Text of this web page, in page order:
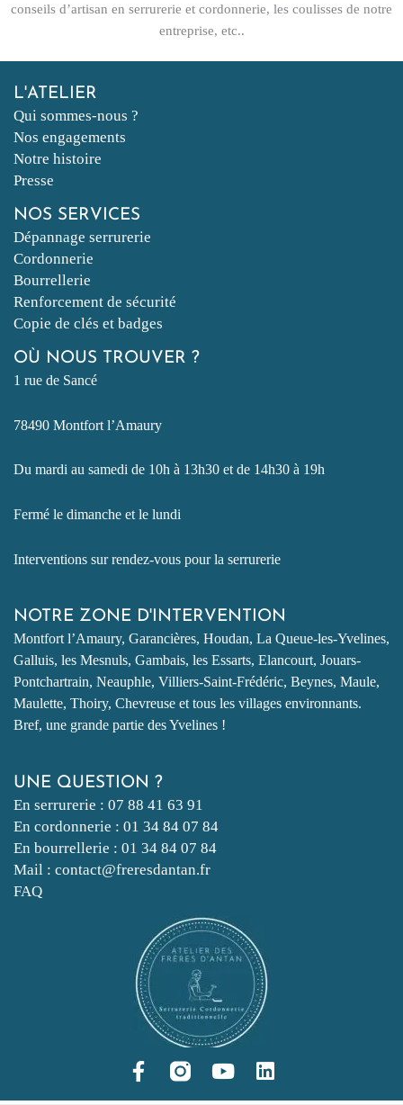
conseils d’artisan en serrurerie et cordonnerie, les coulisses de notre
entreprise, etc..
L'ATELIER
Qui sommes-nous ?
Nos engagements
Notre histoire
Presse
NOS SERVICES
Dépannage serrurerie
Cordonnerie
Bourrellerie
Renforcement de sécurité
Copie de clés et badges
OÙ NOUS TROUVER ?
1 rue de Sancé
78490 Montfort l’Amaury
Du mardi au samedi de 10h à 13h30 et de 14h30 à 19h
Fermé le dimanche et le lundi
Interventions sur rendez-vous pour la serrurerie
NOTRE ZONE D'INTERVENTION
Montfort l’Amaury, Garancières, Houdan, La Queue-les-Yvelines,
Galluis, les Mesnuls, Gambais, les Essarts, Elancourt, Jouars-
Pontchartrain, Neauphle, Villiers-Saint-Frédéric, Beynes, Maule,
Maulette, Thoiry, Chevreuse et tous les villages environnants.
Bref, une grande partie des Yvelines !
UNE QUESTION ?
En serrurerie : 07 88 41 63 91
En cordonnerie : 01 34 84 07 84
En bourrellerie : 01 34 84 07 84
Mail : contact@freresdantan.fr
FAQ
F
a
Y
L
i